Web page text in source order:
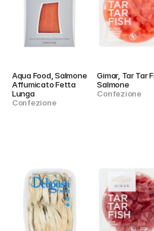
Aqua Food, Salmone
Affumicato Fetta
Lunga
Confezione
Gimar, Tar Tar
Salmone
Confezione